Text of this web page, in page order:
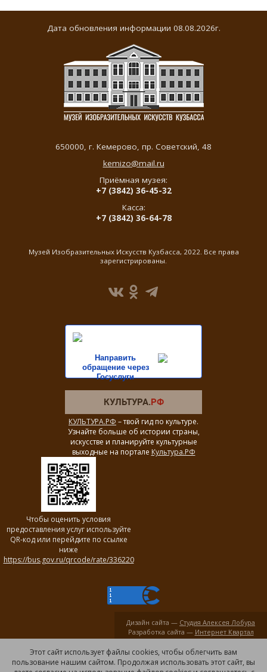
Дата обновления информации 08.08.2026г.
650000, г. Кемерово, пр. Советский, 48
kemizo@mail.ru
Приёмная музея:
+7 (3842) 36-45-32
Касса:
+7 (3842) 36-64-78
Музей Изобразительных Искусств Кузбасса, 2022. Все права
зарегистрированы.
Дизайн сайта — Студия Алексея Лобура
Разработка сайта — Интернет Квартал
Направить
обращение через
Госуслуги
КУЛЬТУРА.РФ – твой гид по культуре.
Узнайте больше об истории страны,
искусстве и планируйте культурные
выходные на портале Культура.РФ
Чтобы оценить условия
предоставления услуг используйте
QR-код или перейдите по ссылке
ниже
https://bus.gov.ru/qrcode/rate/336220
Этот сайт использует файлы cookies, чтобы облегчить вам
пользование нашим сайтом. Продолжая использовать этот сайт, вы